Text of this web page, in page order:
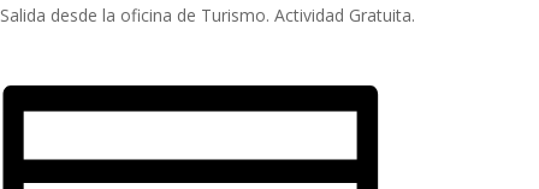
Salida desde la oficina de Turismo. Actividad Gratuita.